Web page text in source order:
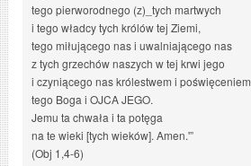
tego pierworodnego (z)_tych martwych
i tego władcy tych królów tej Ziemi,
tego miłującego nas i uwalniającego nas
z tych grzechów naszych w tej krwi jego
i czyniącego nas królestwem i poświęceniem
tego Boga i OJCA JEGO.
Jemu ta chwała i ta potęga
na te wieki [tych wieków]. Amen.'”
(Obj 1,4-6)